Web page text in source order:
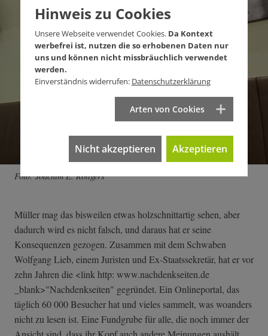
Foto: Joachim E. Röttgers
Müller mag das bisweilen etwas holzschnittartig sehen, aber
dadurch wird es nicht falsch, und daraus hat er seine
Konsequenzen gezogen. Zusammen mit dem Schwaben
Wolfgang Lieb, einem Juristen und Ex-Staatssekretär, hat er vor
zehn Jahren die <link http: www.nachdenkseiten.de
_blank>"Nachdenkseiten" gegründet. Ein Onlineportal, das
täglich 60 000 Besucher hat und vieles sammelt, was woanders
nicht zu lesen ist. Eine Fundgrube für alle, die noch immer der
Hinweis zu Cookies
Unsere Webseite verwendet Cookies. Da Kontext
werbefrei ist, nutzen die so erhobenen Daten nur
uns und können nicht missbräuchlich verwendet
werden.
Einverständnis widerrufen: Datenschutzerklärung
Arten von Cookies
Nicht akzeptieren Akzeptieren